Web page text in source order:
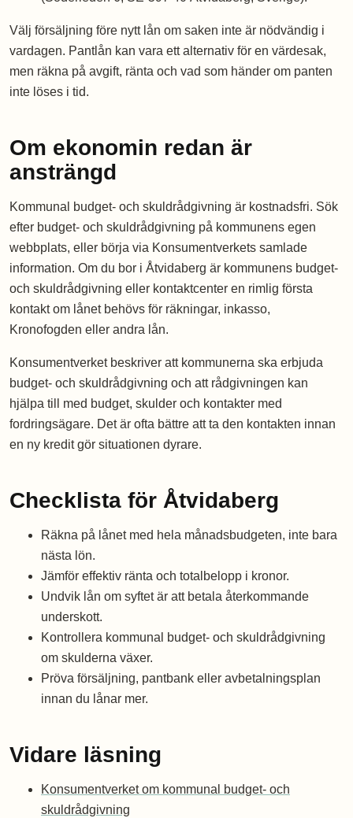
Välj försäljning före nytt lån om saken inte är nödvändig i
vardagen. Pantlån kan vara ett alternativ för en värdesak,
men räkna på avgift, ränta och vad som händer om panten
inte löses i tid.
Om ekonomin redan är
ansträngd
Kommunal budget- och skuldrådgivning är kostnadsfri. Sök
efter budget- och skuldrådgivning på kommunens egen
webbplats, eller börja via Konsumentverkets samlade
information. Om du bor i Åtvidaberg är kommunens budget-
och skuldrådgivning eller kontaktcenter en rimlig första
kontakt om lånet behövs för räkningar, inkasso,
Kronofogden eller andra lån.
Konsumentverket beskriver att kommunerna ska erbjuda
budget- och skuldrådgivning och att rådgivningen kan
hjälpa till med budget, skulder och kontakter med
fordringsägare. Det är ofta bättre att ta den kontakten innan
en ny kredit gör situationen dyrare.
Checklista för Åtvidaberg
Räkna på lånet med hela månadsbudgeten, inte bara
nästa lön.
Jämför effektiv ränta och totalbelopp i kronor.
Undvik lån om syftet är att betala återkommande
underskott.
Kontrollera kommunal budget- och skuldrådgivning
om skulderna växer.
Pröva försäljning, pantbank eller avbetalningsplan
innan du lånar mer.
Vidare läsning
Konsumentverket om kommunal budget- och
skuldrådgivning